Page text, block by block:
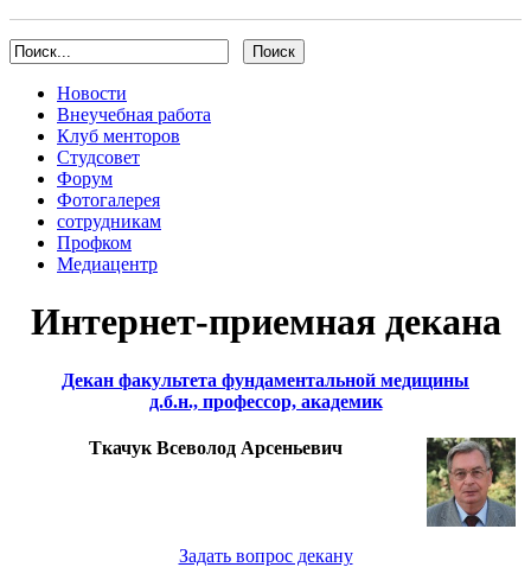
Новости
Внеучебная работа
Клуб менторов
Студсовет
Форум
Фотогалерея
сотрудникам
Профком
Медиацентр
Интернет-приемная декана
Декан факультета фундаментальной медицины
д.б.н., профессор, академик
Ткачук Всеволод Арсеньевич
Задать вопрос декану